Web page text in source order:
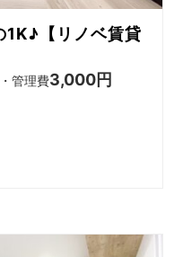
1K♪【リノベ賃貸
管理費3,000円